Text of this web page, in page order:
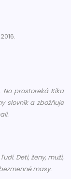
prostoreká Kika
slovník a zbožňuje
Deti, ženy, muži,
masy.